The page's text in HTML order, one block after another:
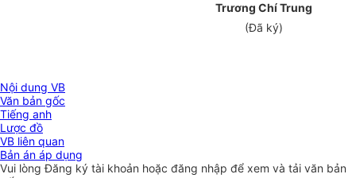
Trương Chí Trung
(Đã ký)
Nội dung VB
Văn bản gốc
Tiếng anh
Lược đồ
VB liên quan
Bản án áp dụng
Vui lòngĐăng ký tài khoản hoặc đăng nhập để xem và tải văn bản